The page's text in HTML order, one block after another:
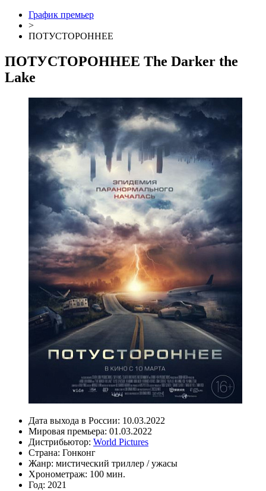
График премьер
>
ПОТУСТОРОННЕЕ
ПОТУСТОРОННЕЕ The Darker the
Lake
Дата выхода в России: 10.03.2022
Мировая премьера: 01.03.2022
Дистрибьютор: World Pictures
Страна: Гонконг
Жанр: мистический триллер / ужасы
Хронометраж: 100 мин.
Год: 2021